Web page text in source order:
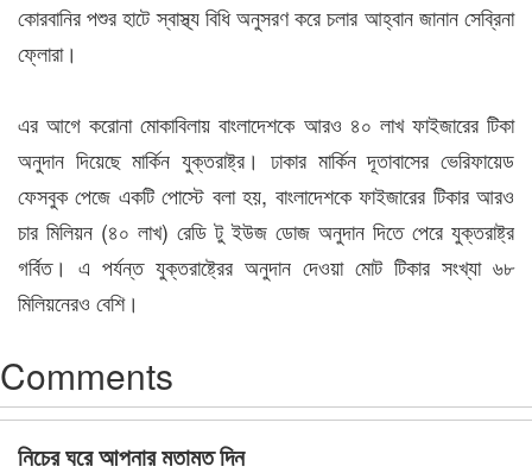
কোরবানির পশুর হাটে স্বাস্থ্য বিধি অনুসরণ করে চলার আহ্বান জানান সেব্রিনা
ফ্লোরা।
এর আগে করোনা মোকাবিলায় বাংলাদেশকে আরও ৪০ লাখ ফাইজারের টিকা
অনুদান দিয়েছে মার্কিন যুক্তরাষ্ট্র। ঢাকার মার্কিন দূতাবাসের ভেরিফায়েড
ফেসবুক পেজে একটি পোস্টে বলা হয়, বাংলাদেশকে ফাইজারের টিকার আরও
চার মিলিয়ন (৪০ লাখ) রেডি টু ইউজ ডোজ অনুদান দিতে পেরে যুক্তরাষ্ট্র
গর্বিত। এ পর্যন্ত যুক্তরাষ্ট্রের অনুদান দেওয়া মোট টিকার সংখ্যা ৬৮
মিলিয়নেরও বেশি।
Comments
নিচের ঘরে আপনার মতামত দিন